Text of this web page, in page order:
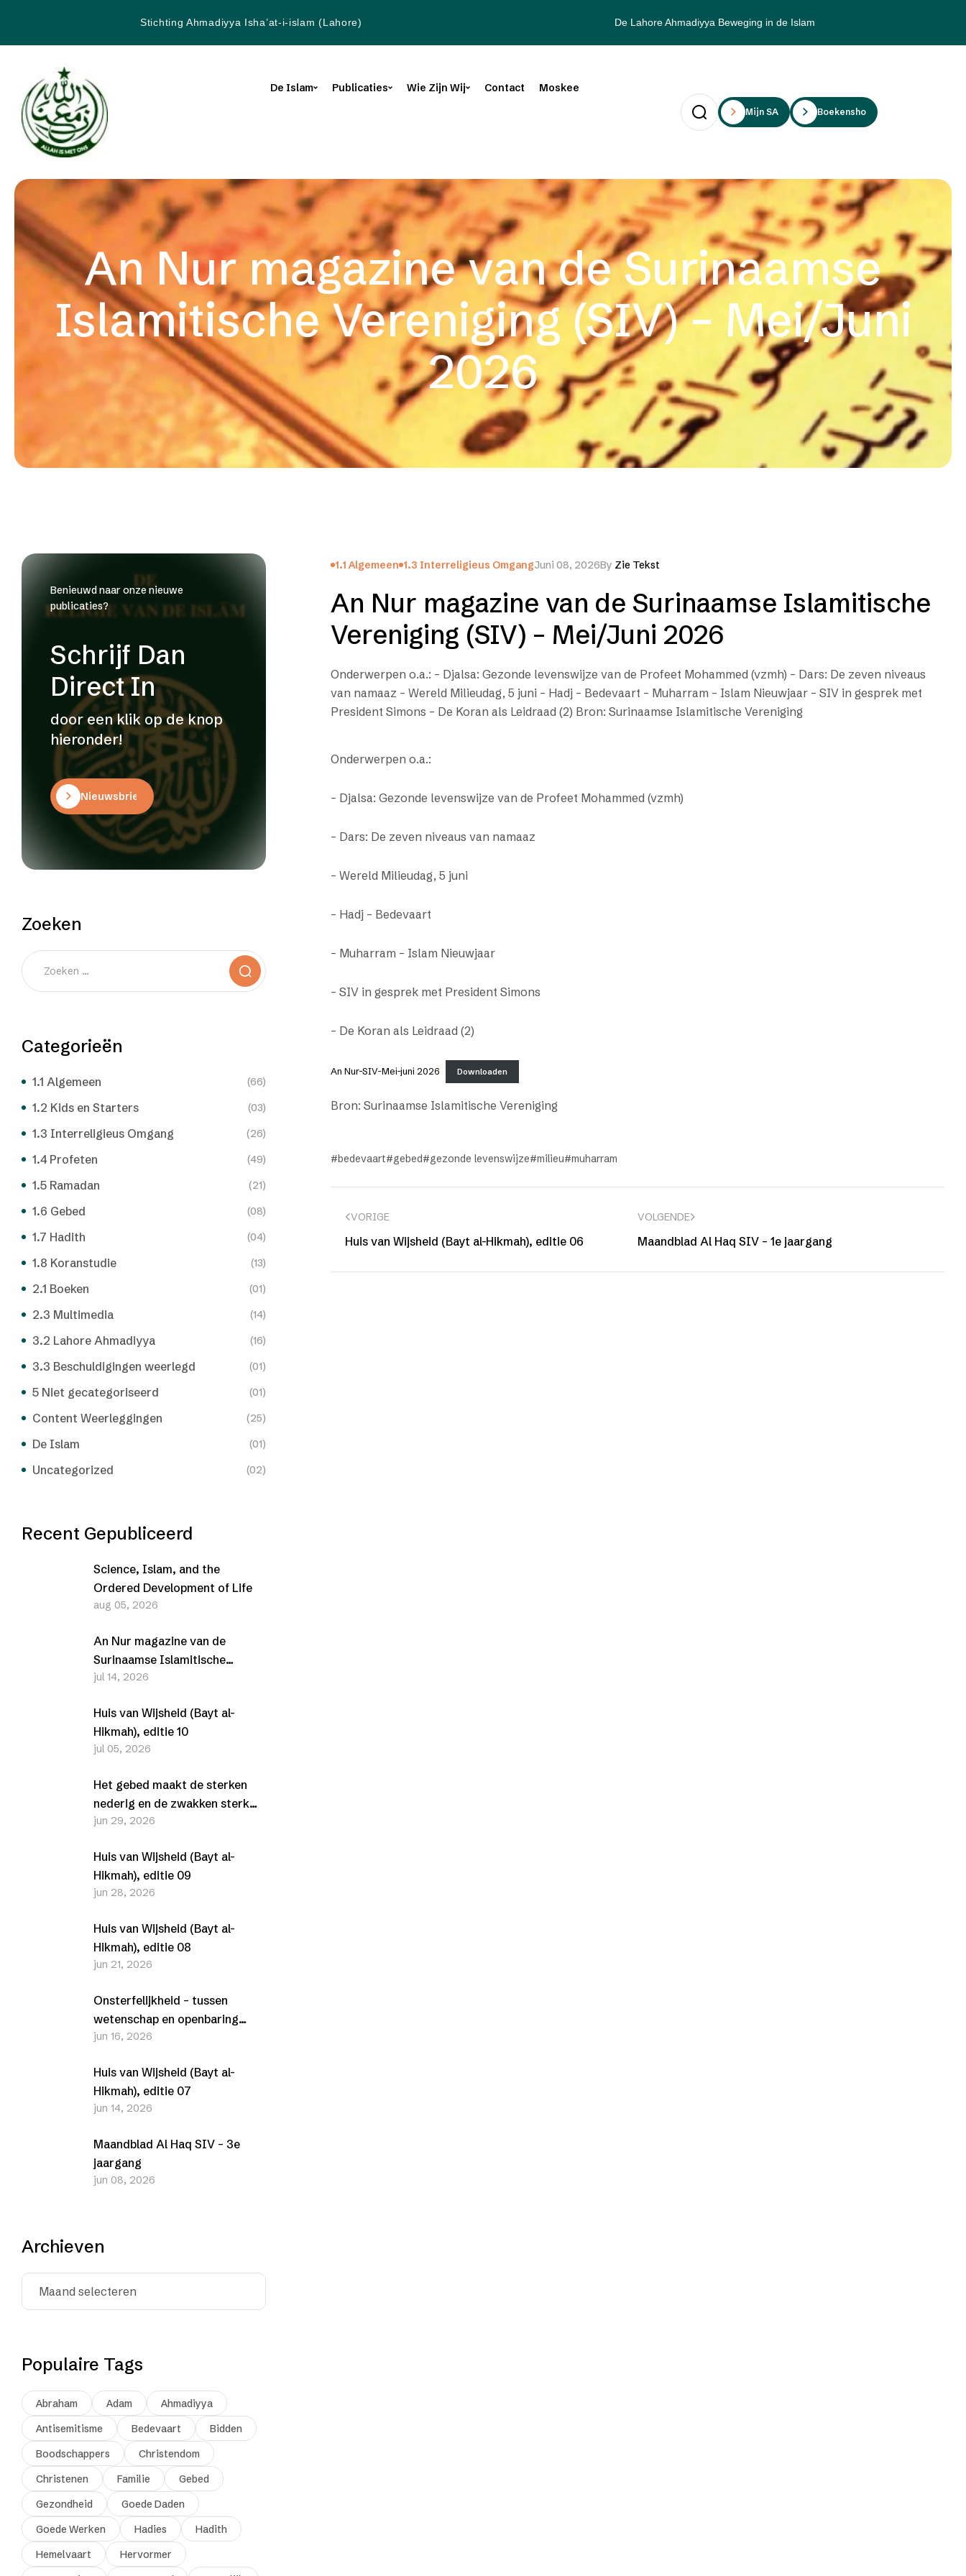
Stichting Ahmadiyya Isha’at-i-islam (Lahore) De Lahore Ahmadiyya Beweging in de Islam
De Islam Publicaties Wie Zijn Wij Contact Moskee
Mijn SAii Boekenshop
An Nur magazine van de Surinaamse
Islamitische Vereniging (SIV) – Mei/Juni
2026
1.1 Algemeen 1.3 Interreligieus OmgangJuni 08, 2026By Zie Tekst
An Nur magazine van de Surinaamse Islamitische
Vereniging (SIV) – Mei/Juni 2026
Onderwerpen o.a.: – Djalsa: Gezonde levenswijze van de Profeet Mohammed (vzmh) – Dars: De zeven niveaus
van namaaz – Wereld Milieudag, 5 juni – Hadj – Bedevaart – Muharram – Islam Nieuwjaar – SIV in gesprek met
President Simons – De Koran als Leidraad (2) Bron: Surinaamse Islamitische Vereniging
Onderwerpen o.a.:
– Djalsa: Gezonde levenswijze van de Profeet Mohammed (vzmh)
– Dars: De zeven niveaus van namaaz
– Wereld Milieudag, 5 juni
– Hadj – Bedevaart
– Muharram – Islam Nieuwjaar
– SIV in gesprek met President Simons
– De Koran als Leidraad (2)
An Nur-SIV-Mei-juni 2026 Downloaden
Bron: Surinaamse Islamitische Vereniging
bedevaart gebed gezonde levenswijze milieu muharram
VORIGE
Huis van Wijsheid (Bayt al-Hikmah), editie 06
VOLGENDE
Maandblad Al Haq SIV – 1e jaargang
Benieuwd naar onze nieuwe
publicaties?
Schrijf Dan
Direct In
door een klik op de knop
hieronder!
Nieuwsbrief
Zoeken
Categorieën
1.1 Algemeen (66)
1.2 Kids en Starters (03)
1.3 Interreligieus Omgang (26)
1.4 Profeten (49)
1.5 Ramadan (21)
1.6 Gebed (08)
1.7 Hadith (04)
1.8 Koranstudie (13)
2.1 Boeken (01)
2.3 Multimedia (14)
3.2 Lahore Ahmadiyya (16)
3.3 Beschuldigingen weerlegd (01)
5 Niet gecategoriseerd (01)
Content Weerleggingen (25)
De Islam (01)
Uncategorized (02)
Recent Gepubliceerd
Science, Islam, and the
Ordered Development of Life
aug 05, 2026
An Nur magazine van de
Surinaamse Islamitische
Vereniging (SIV) –
jul 14, 2026
Huis van Wijsheid (Bayt al-
Hikmah), editie 10
jul 05, 2026
Het gebed maakt de sterken
nederig en de zwakken sterk
(Al-Furqān, 25-63-77)
jun 29, 2026
Huis van Wijsheid (Bayt al-
Hikmah), editie 09
jun 28, 2026
Huis van Wijsheid (Bayt al-
Hikmah), editie 08
jun 21, 2026
Onsterfelijkheid – tussen
wetenschap en openbaring
(Nederlands en Engels)
jun 16, 2026
Huis van Wijsheid (Bayt al-
Hikmah), editie 07
jun 14, 2026
Maandblad Al Haq SIV – 3e
jaargang
jun 08, 2026
Archieven
Populaire Tags
Abraham Adam
Ahmadiyya
Antisemitisme
Bedevaart
Bidden
Boodschappers
Christendom
Christenen
Familie
Gebed
Gezondheid
Goede Daden
Goede Werken
Hadies
Hadith
Hemelvaart
Hervormer